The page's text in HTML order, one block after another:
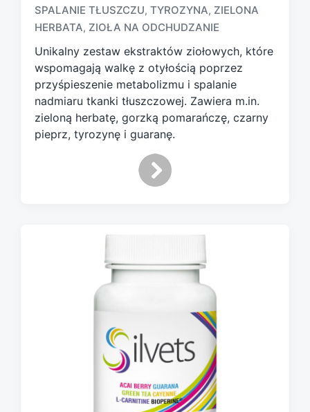
a
g
g
d
w
i
t
h
SPALANIE TŁUSZCZU, TYROZYNA, ZIELONA
HERBATA, ZIOŁA NA ODCHUDZANIE
Unikalny zestaw ekstraktów ziołowych, które
wspomagają walkę z otyłością poprzez
przyśpieszenie metabolizmu i spalanie
nadmiaru tkanki tłuszczowej. Zawiera m.in.
zieloną herbatę, gorzką pomarańczę, czarny
pieprz, tyrozynę i guaranę.